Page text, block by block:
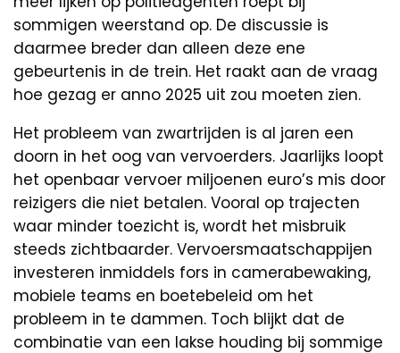
sommigen weerstand op. De discussie is
daarmee breder dan alleen deze ene
gebeurtenis in de trein. Het raakt aan de vraag
hoe gezag er anno 2025 uit zou moeten zien.
Het probleem van zwartrijden is al jaren een
doorn in het oog van vervoerders. Jaarlijks loopt
het openbaar vervoer miljoenen euro’s mis door
reizigers die niet betalen. Vooral op trajecten
waar minder toezicht is, wordt het misbruik
steeds zichtbaarder. Vervoersmaatschappijen
investeren inmiddels fors in camerabewaking,
mobiele teams en boetebeleid om het
probleem in te dammen. Toch blijkt dat de
combinatie van een lakse houding bij sommige